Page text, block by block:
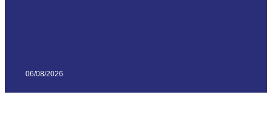
06/08/2026